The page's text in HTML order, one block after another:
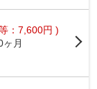
：7,600円 )
ヶ月